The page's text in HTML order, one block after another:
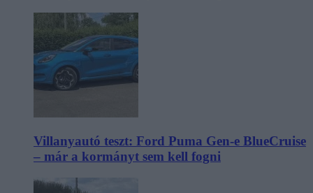
Villanyautó teszt: Ford Puma Gen-e BlueCruise
– már a kormányt sem kell fogni